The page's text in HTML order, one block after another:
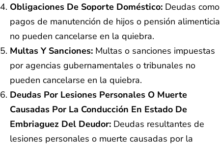
Obligaciones De Soporte Doméstico: Deudas como
pagos de manutención de hijos o pensión alimenticia
no pueden cancelarse en la quiebra.
Multas Y Sanciones: Multas o sanciones impuestas
por agencias gubernamentales o tribunales no
pueden cancelarse en la quiebra.
Deudas Por Lesiones Personales O Muerte
Causadas Por La Conducción En Estado De
Embriaguez Del Deudor: Deudas resultantes de
lesiones personales o muerte causadas por la